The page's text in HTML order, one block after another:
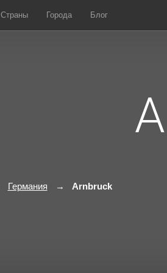
Страны Города Блог
Германия Arnbruck